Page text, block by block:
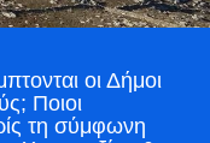
οι Δήμοι
Ποιοι
τη σύμφωνη